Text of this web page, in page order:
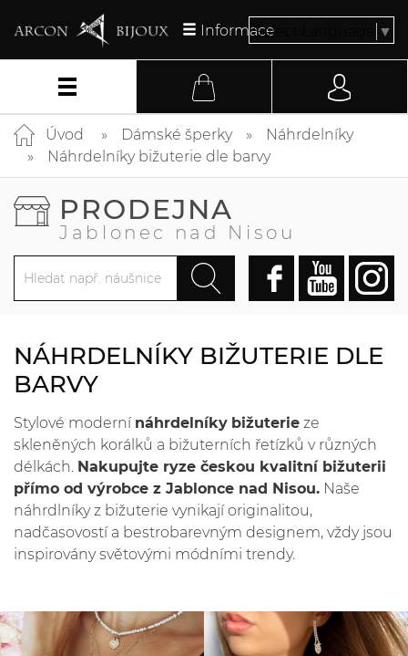
InformaceSelect Language ▼
Úvod Dámské šperky
Náhrdelníky
Náhrdelníky bižuterie dle barvy
PRODEJNA
Jablonec nad Nisou
NÁHRDELNÍKY BIŽUTERIE DLE
BARVY
Stylové moderní náhrdelníky bižuterie ze
skleněných korálků a bižuterních řetízků v různých
délkách. Nakupujte ryze českou kvalitní bižuterii
přímo od výrobce z Jablonce nad Nisou. Naše
náhrdlníky z bižuterie vynikají originalitou,
nadčasovostí a bestrobarevným designem, vždy jsou
inspirovány světovými módními trendy.